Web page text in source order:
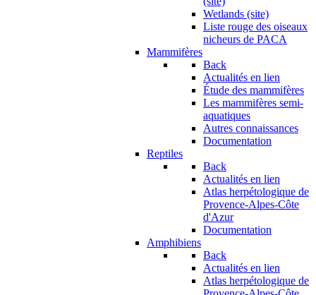
Wetlands (site)
Liste rouge des oiseaux
nicheurs de PACA
Mammifères
Back
Actualités en lien
Étude des mammifères
Les mammifères semi-
aquatiques
Autres connaissances
Documentation
Reptiles
Back
Actualités en lien
Atlas herpétologique de
Provence-Alpes-Côte
d'Azur
Documentation
Amphibiens
Back
Actualités en lien
Atlas herpétologique de